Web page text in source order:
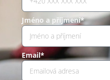
Jméno a příjmení*
Email*